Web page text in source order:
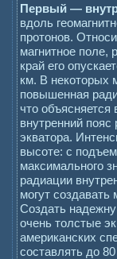
Первый —
вдоль
протонов.
магнитное поле,
край его
км. В некоторых
повышенная
что
внутренний пояс
экватора.
высоте: с
максимального
радиации
могут
Создать
очень толстые
американских
составлять до